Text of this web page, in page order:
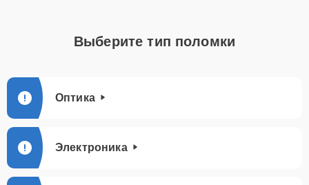
Выберите тип поломки
Оптика
Электроника